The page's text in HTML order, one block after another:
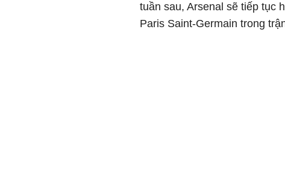
tuần sau, Arsenal sẽ tiếp tục
Paris Saint-Germain trong